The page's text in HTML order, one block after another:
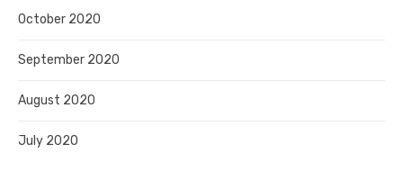
October 2020
September 2020
August 2020
July 2020